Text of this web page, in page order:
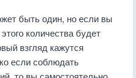
быть один, но если вы
количества будет
взгляд кажутся
если соблюдать